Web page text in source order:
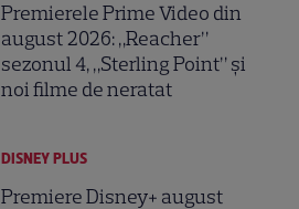
Premierele Prime Video din
august 2026: „Reacher”
sezonul 4, „Sterling Point” și
noi filme de neratat
DISNEY PLUS
Premiere Disney+ august